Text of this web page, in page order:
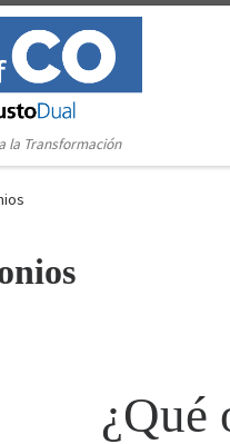
la Transformación
¿Qué